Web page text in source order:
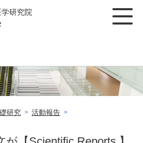
研究院
研究 > 活動報告 >